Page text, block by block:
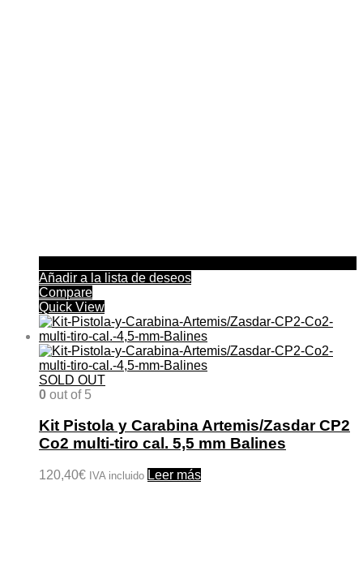
Añadir a la lista de deseos
Compare
Quick View
SOLD OUT
0 out of 5
Kit Pistola y Carabina Artemis/Zasdar CP2
Co2 multi-tiro cal. 5,5 mm Balines
120,40€ IVA incluido Leer más